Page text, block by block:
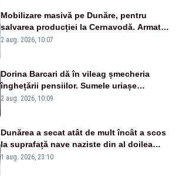
Mobilizare masivă pe Dunăre, pentru
salvarea producției la Cernavodă. Armata
va detona o stâncă și va devia apa
2 aug. 2026, 10:07
Dorina Barcari dă în vileag șmecheria
înghețării pensiilor. Sumele uriașe
pierdute de fiecare român
2 aug. 2026, 10:09
Dunărea a secat atât de mult încât a scos
la suprafață nave naziste din al doilea
război mondial
1 aug. 2026, 23:10